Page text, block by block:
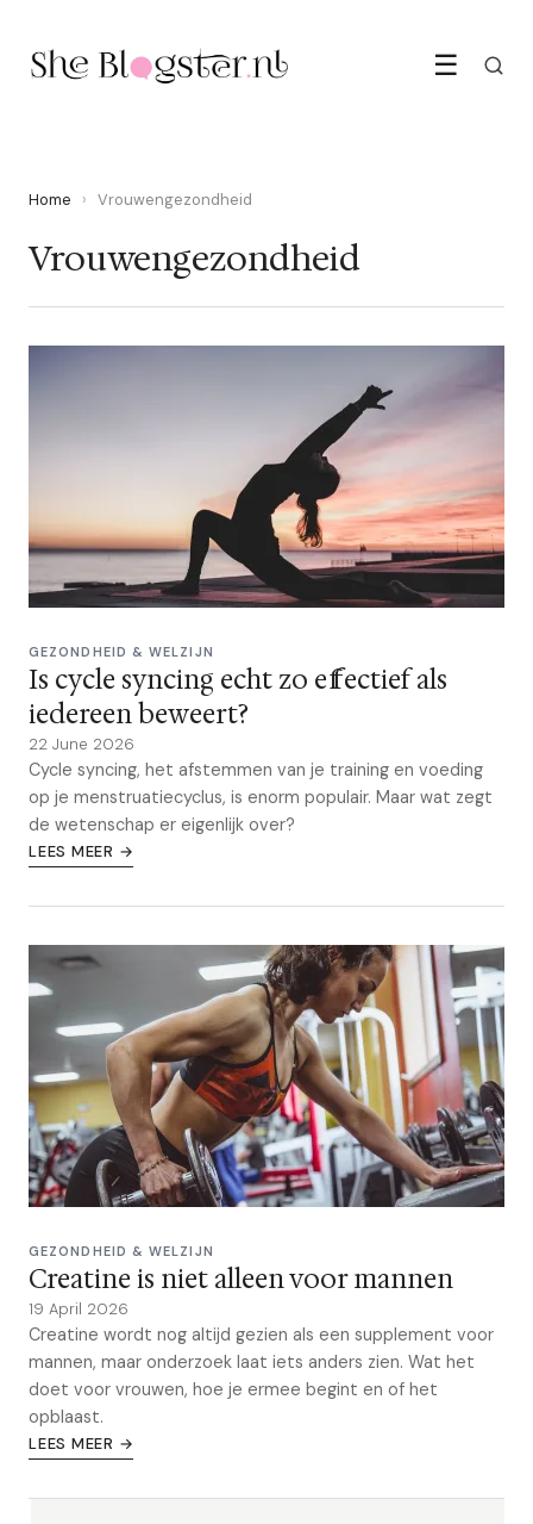
☰
Home › Vrouwengezondheid
Vrouwengezondheid
GEZONDHEID & WELZIJN
Is cycle syncing echt zo effectief als
iedereen beweert?
22 June 2026
Cycle syncing, het afstemmen van je training en voeding
op je menstruatiecyclus, is enorm populair. Maar wat zegt
de wetenschap er eigenlijk over?
LEES MEER →
GEZONDHEID & WELZIJN
Creatine is niet alleen voor mannen
19 April 2026
Creatine wordt nog altijd gezien als een supplement voor
mannen, maar onderzoek laat iets anders zien. Wat het
doet voor vrouwen, hoe je ermee begint en of het
opblaast.
LEES MEER →